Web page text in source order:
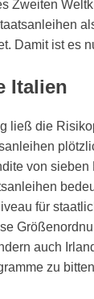
Zweiten
Damit ist es
Italien
ließ die
von sieben
für
auch
zu